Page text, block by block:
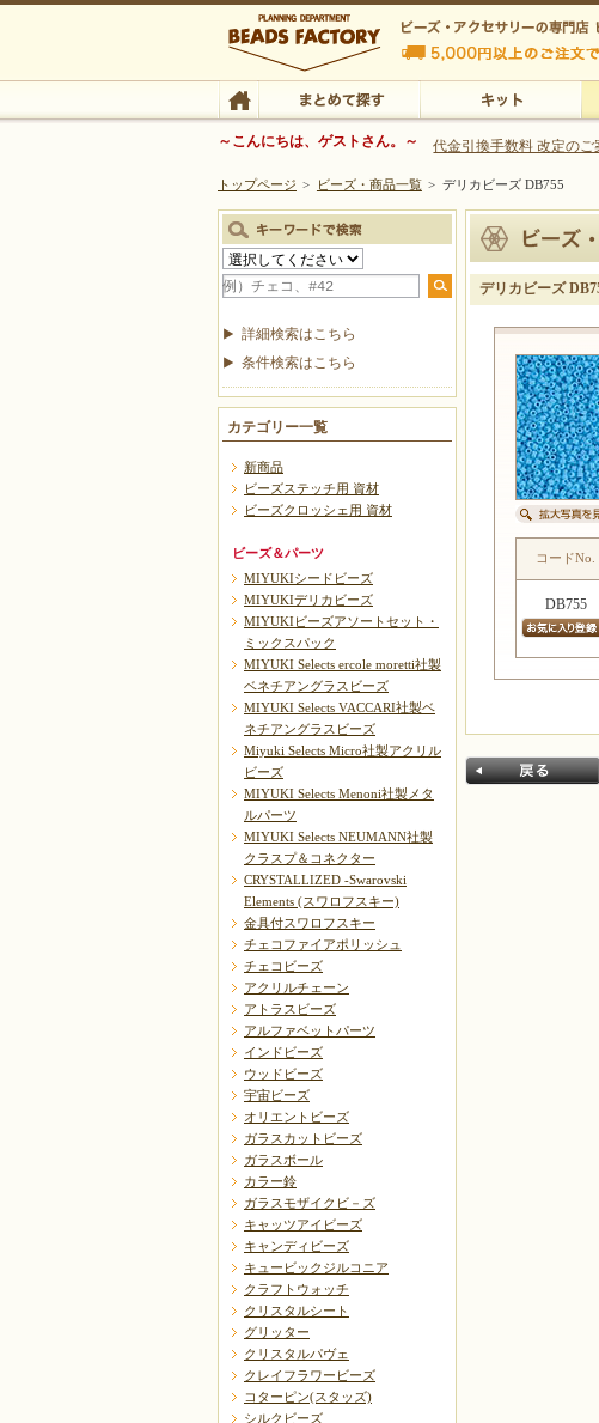
ビーズファクトリー ビーズ・パーツ・金具など・アクセ
ビーズ・アクセサリーの専門
ビーズ・アクセサリーの専門店 ビーズファクトリー 5,000
TOP まとめて探す
～こんにちは、ゲストさん。～ 代金引換手数料 改定のご
トップページ > ビーズ・商品一覧 > デリカビーズ DB755
デリカビーズ
コードNo.
DB755
詳細検索はこちら
条件検索はこちら
カテゴリー一覧
新商品
ビーズステッチ用 資材
ビーズクロッシェ用 資材
ビーズ＆パーツ
MIYUKIシードビーズ
MIYUKIデリカビーズ
MIYUKIビーズアソートセット・
ミックスパック
MIYUKI Selects ercole moretti社製
ベネチアングラスビーズ
MIYUKI Selects VACCARI社製ベ
ネチアングラスビーズ
Miyuki Selects Micro社製アクリル
ビーズ
MIYUKI Selects Menoni社製メタ
ルパーツ
MIYUKI Selects NEUMANN社製
クラスプ＆コネクター
CRYSTALLIZED -Swarovski
Elements (スワロフスキー)
金具付スワロフスキー
チェコファイアポリッシュ
チェコビーズ
アクリルチェーン
アトラスビーズ
アルファベットパーツ
インドビーズ
ウッドビーズ
宇宙ビーズ
オリエントビーズ
ガラスカットビーズ
ガラスボール
カラー鈴
ガラスモザイクビ－ズ
キャッツアイビーズ
キャンディビーズ
キュービックジルコニア
クラフトウォッチ
クリスタルシート
グリッター
クリスタルパヴェ
クレイフラワービーズ
コターピン(スタッズ)
シルクビーズ